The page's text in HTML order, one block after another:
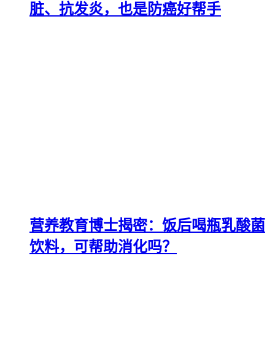
脏、抗发炎，也是防癌好帮手
营养教育博士揭密：饭后喝瓶乳酸菌
饮料，可帮助消化吗？